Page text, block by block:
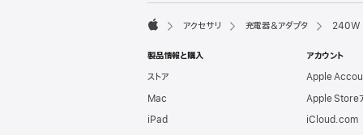
ー
アクセサリ 充電器＆アダプタ 240W
製品情報と購入
ストア
Mac
iPad
アカウント
Apple
Apple Storeア
iCloud.com